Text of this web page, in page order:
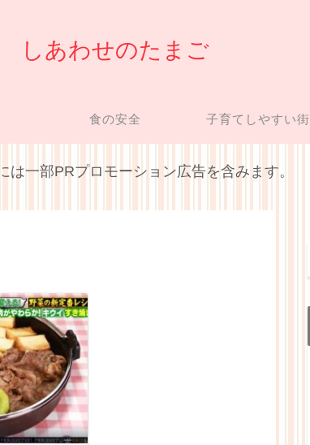
しあわせのたまご
食の安全 子育てしやすい街
は一部PRプロモーション広告を含みます。